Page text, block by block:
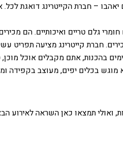
– חברת הקייטרינג דואגת
גלם טריים ואיכותיים. הם
חברת קייטרינג מציעה תפריט
בהכנות, אתם מקבלים אוכל מוכן,
מוגש בכלים יפים, מעוצב בקפידה
ואולי תמצאו כאן השראה לאירוע